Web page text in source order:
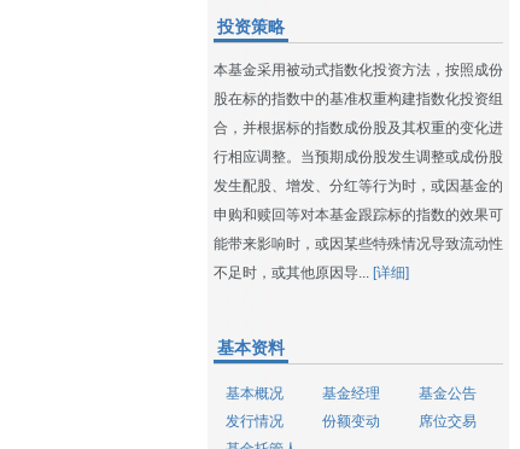
投资策略
本基金采用被动式指数化投资方法，按照成份
股在标的指数中的基准权重构建指数化投资组
合，并根据标的指数成份股及其权重的变化进
行相应调整。当预期成份股发生调整或成份股
发生配股、增发、分红等行为时，或因基金的
申购和赎回等对本基金跟踪标的指数的效果可
能带来影响时，或因某些特殊情况导致流动性
不足时，或其他原因导... [详细]
基本资料
基本概况 基金经理
基金公告
发行情况
份额变动
席位交易